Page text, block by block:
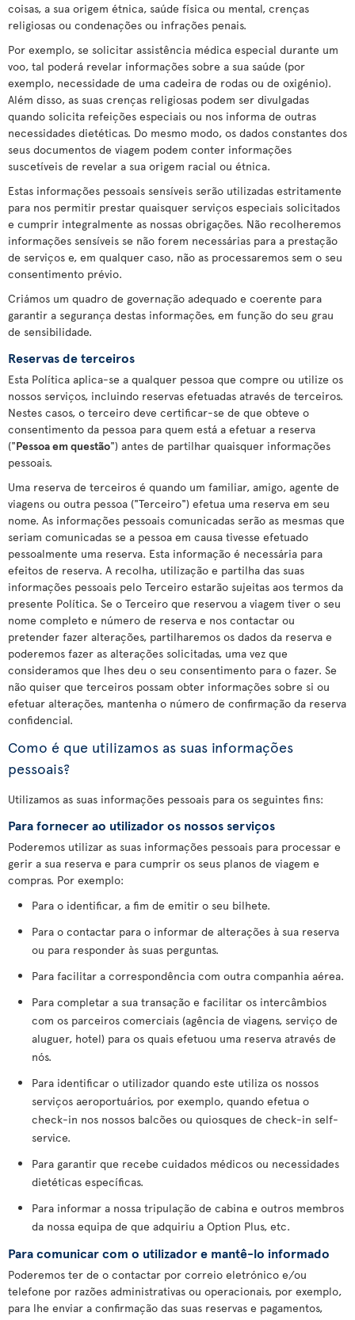
coisas, a sua origem étnica, saúde física ou mental, crenças
religiosas ou condenações ou infrações penais.
Por exemplo, se solicitar assistência médica especial durante um
voo, tal poderá revelar informações sobre a sua saúde (por
exemplo, necessidade de uma cadeira de rodas ou de oxigénio).
Além disso, as suas crenças religiosas podem ser divulgadas
quando solicita refeições especiais ou nos informa de outras
necessidades dietéticas. Do mesmo modo, os dados constantes dos
seus documentos de viagem podem conter informações
suscetíveis de revelar a sua origem racial ou étnica.
Estas informações pessoais sensíveis serão utilizadas estritamente
para nos permitir prestar quaisquer serviços especiais solicitados
e cumprir integralmente as nossas obrigações. Não recolheremos
informações sensíveis se não forem necessárias para a prestação
de serviços e, em qualquer caso, não as processaremos sem o seu
consentimento prévio.
Criámos um quadro de governação adequado e coerente para
garantir a segurança destas informações, em função do seu grau
de sensibilidade.
Reservas de terceiros
Esta Política aplica-se a qualquer pessoa que compre ou utilize os
nossos serviços, incluindo reservas efetuadas através de terceiros.
Nestes casos, o terceiro deve certificar-se de que obteve o
consentimento da pessoa para quem está a efetuar a reserva
("Pessoa em questão") antes de partilhar quaisquer informações
pessoais.
Uma reserva de terceiros é quando um familiar, amigo, agente de
viagens ou outra pessoa ("Terceiro") efetua uma reserva em seu
nome. As informações pessoais comunicadas serão as mesmas que
seriam comunicadas se a pessoa em causa tivesse efetuado
pessoalmente uma reserva. Esta informação é necessária para
efeitos de reserva. A recolha, utilização e partilha das suas
informações pessoais pelo Terceiro estarão sujeitas aos termos da
presente Política. Se o Terceiro que reservou a viagem tiver o seu
nome completo e número de reserva e nos contactar ou
pretender fazer alterações, partilharemos os dados da reserva e
poderemos fazer as alterações solicitadas, uma vez que
consideramos que lhes deu o seu consentimento para o fazer. Se
não quiser que terceiros possam obter informações sobre si ou
efetuar alterações, mantenha o número de confirmação da reserva
confidencial.
Como é que utilizamos as suas informações
pessoais?
Utilizamos as suas informações pessoais para os seguintes fins:
Para fornecer ao utilizador os nossos serviços
Poderemos utilizar as suas informações pessoais para processar e
gerir a sua reserva e para cumprir os seus planos de viagem e
compras. Por exemplo:
Para o identificar, a fim de emitir o seu bilhete.
Para o contactar para o informar de alterações à sua reserva
ou para responder às suas perguntas.
Para facilitar a correspondência com outra companhia aérea.
Para completar a sua transação e facilitar os intercâmbios
com os parceiros comerciais (agência de viagens, serviço de
aluguer, hotel) para os quais efetuou uma reserva através de
nós.
Para identificar o utilizador quando este utiliza os nossos
serviços aeroportuários, por exemplo, quando efetua o
check-in nos nossos balcões ou quiosques de check-in self-
service.
Para garantir que recebe cuidados médicos ou necessidades
dietéticas específicas.
Para informar a nossa tripulação de cabina e outros membros
da nossa equipa de que adquiriu a Option Plus, etc.
Para comunicar com o utilizador e mantê-lo informado
Poderemos ter de o contactar por correio eletrónico e/ou
telefone por razões administrativas ou operacionais, por exemplo,
para lhe enviar a confirmação das suas reservas e pagamentos,